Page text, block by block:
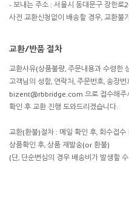
- 보내는 주소 : 서울시 동대문구 장한
사전 교환신청없이 배송할 경우, 교환불
교환/반품 절차
교환사유(상품불량, 주문내용과 수령한
고객님의 성함, 연락처, 주문번호, 송장번
bizent@rbbridge.com 으로 접수해주
확인 후 교환 진행 도와드리겠습니다.
교환(환불)절차 : 메일 확인 후, 회수접
상품확인 후, 상품 재발송(or 환불)
(단, 단순변심의 경우 배송비가 발생할